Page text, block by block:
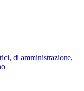
di amministrazione,